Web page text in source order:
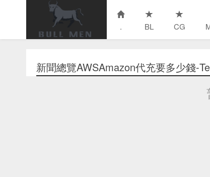
. BL CG
新聞總覽AWSAmazon代充要多少錢-